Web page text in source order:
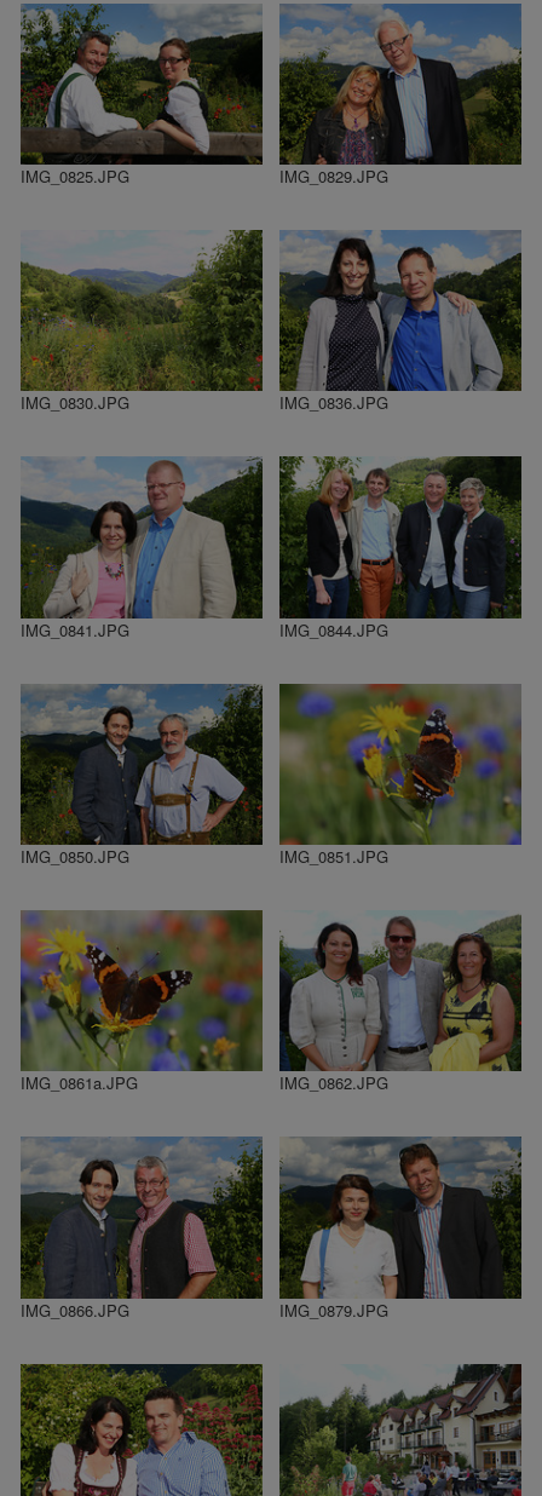
IMG_0825.JPG IMG_0829.JPG
IMG_0830.JPG IMG_0836.JPG
IMG_0841.JPG IMG_0844.JPG
IMG_0850.JPG IMG_0851.JPG
IMG_0861a.JPG IMG_0862.JPG
IMG_0866.JPG IMG_0879.JPG